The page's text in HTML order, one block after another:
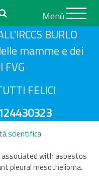
BURLO
mamme e dei
FVG
FELICI
Menù
scientifica
associated with asbestos
pleural mesothelioma.